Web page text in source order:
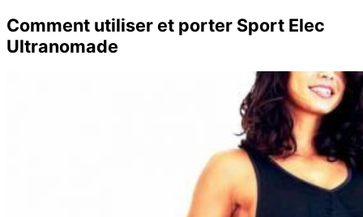
Comment utiliser et porter Sport Elec
Ultranomade